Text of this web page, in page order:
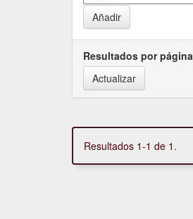
Resultados por página
Resultados 1-1 de 1.